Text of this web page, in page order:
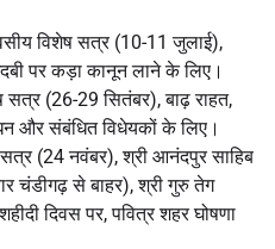
विशेष सत्र (10-11 जुलाई),
पर कड़ा कानून लाने के लिए।
(26-29 सितंबर), बाढ़ राहत,
और संबंधित विधेयकों के लिए।
(24 नवंबर), श्री आनंदपुर साहिब
चंडीगढ़ से बाहर), श्री गुरु तेग
दिवस पर, पवित्र शहर घोषणा